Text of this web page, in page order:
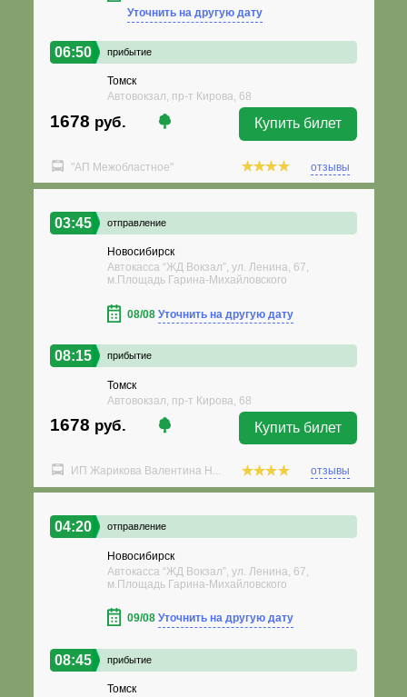
Уточнить на другую дату
06:50 прибытие
Томск
Автовокзал, пр-т Кирова, 68
1678 руб. Купить билет
"АП Межобластное" отзывы
03:45 отправление
Новосибирск
Автокасса “ЖД Вокзал”, ул. Ленина, 67,
м.Площадь Гарина-Михайловского
08/08 Уточнить на другую дату
08:15 прибытие
Томск
Автовокзал, пр-т Кирова, 68
1678 руб. Купить билет
ИП Жарикова Валентина Н... отзывы
04:20 отправление
Новосибирск
Автокасса “ЖД Вокзал”, ул. Ленина, 67,
м.Площадь Гарина-Михайловского
09/08 Уточнить на другую дату
08:45 прибытие
Томск